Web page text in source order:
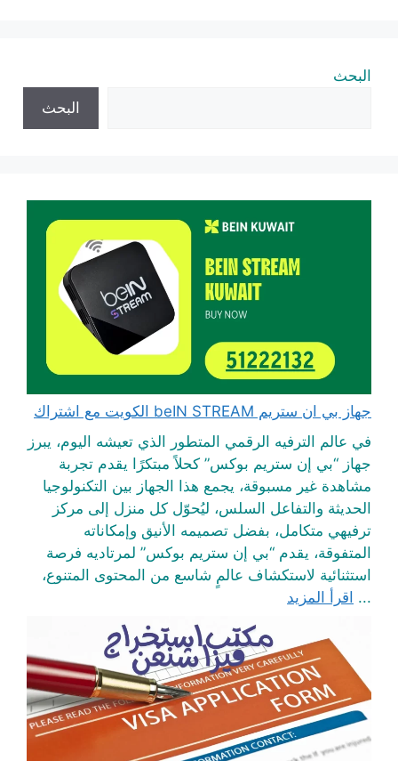
البحث
البحث
جهاز بي ان ستريم beIN STREAM الكويت مع اشتراك
في عالم الترفيه الرقمي المتطور الذي تعيشه اليوم، يبرز
جهاز “بي إن ستريم بوكس” كحلاً مبتكرًا يقدم تجربة
مشاهدة غير مسبوقة، يجمع هذا الجهاز بين التكنولوجيا
الحديثة والتفاعل السلس، ليُحوّل كل منزل إلى مركز
ترفيهي متكامل، بفضل تصميمه الأنيق وإمكاناته
المتفوقة، يقدم “بي إن ستريم بوكس” لمرتاديه فرصة
استثنائية لاستكشاف عالمٍ شاسع من المحتوى المتنوع،
... اقرأ المزيد